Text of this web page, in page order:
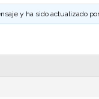
y ha sido actualizado